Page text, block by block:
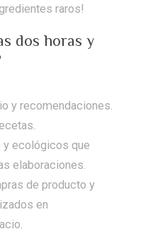
raros!
dos horas y
y recomendaciones.
y ecológicos que
elaboraciones.
de producto y
en